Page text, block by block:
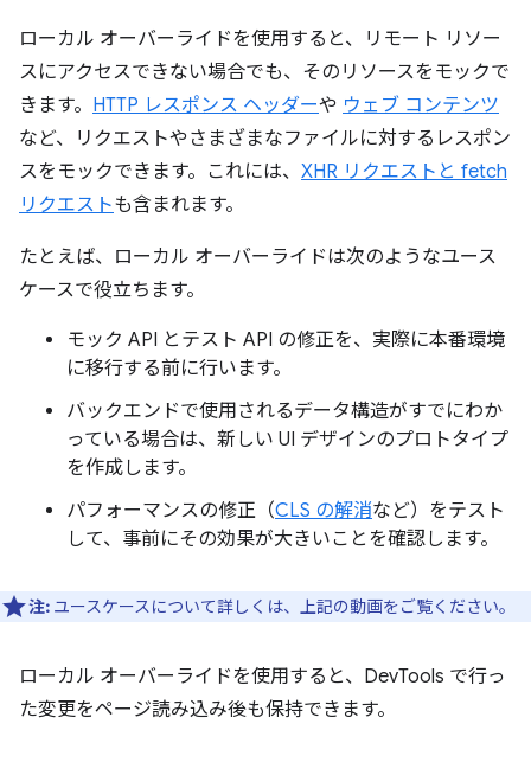
ローカル オーバーライドを使用すると、リモート リソー
スにアクセスできない場合でも、そのリソースをモックで
きます。 HTTP レスポンス ヘッダーや ウェブ コンテンツ
など、リクエストやさまざまなファイルに対するレスポン
スをモックできます。これには、 XHR リクエストと fetch
リクエストも含まれます。
たとえば、ローカル オーバーライドは次のようなユース
ケースで役立ちます。
モック API とテスト API の修正を、実際に本番環境
に移行する前に行います。
バックエンドで使用されるデータ構造がすでにわか
っている場合は、新しい UI デザインのプロトタイプ
を作成します。
パフォーマンスの修正（CLS の解消など）をテスト
して、事前にその効果が大きいことを確認します。
注: ユースケースについて詳しくは、上記の動画をご覧ください。
ローカル オーバーライドを使用すると、DevTools で行っ
た変更をページ読み込み後も保持できます。